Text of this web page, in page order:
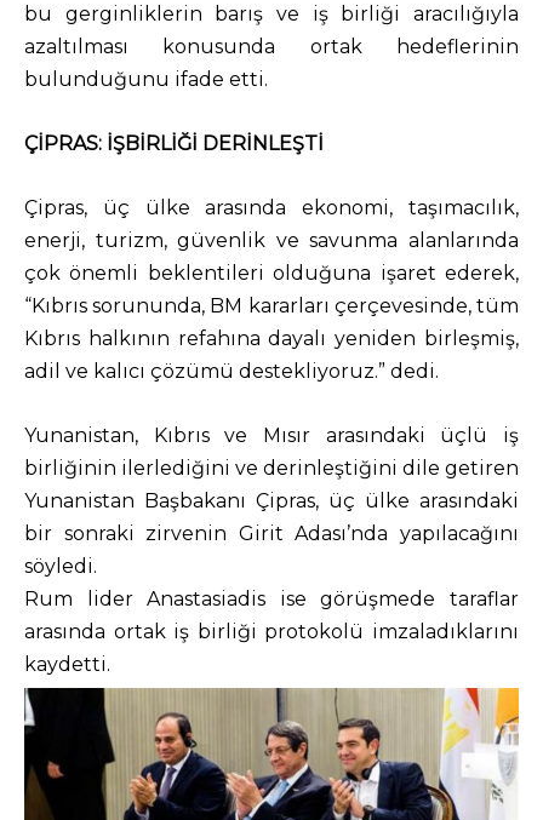
bu gerginliklerin barış ve iş birliği aracılığıyla
azaltılması konusunda ortak hedeflerinin
bulunduğunu ifade etti.
ÇİPRAS: İŞBİRLİĞİ DERİNLEŞTİ
Çipras, üç ülke arasında ekonomi, taşımacılık,
enerji, turizm, güvenlik ve savunma alanlarında
çok önemli beklentileri olduğuna işaret ederek,
“Kıbrıs sorununda, BM kararları çerçevesinde, tüm
Kıbrıs halkının refahına dayalı yeniden birleşmiş,
adil ve kalıcı çözümü destekliyoruz.” dedi.
Yunanistan, Kıbrıs ve Mısır arasındaki üçlü iş
birliğinin ilerlediğini ve derinleştiğini dile getiren
Yunanistan Başbakanı Çipras, üç ülke arasındaki
bir sonraki zirvenin Girit Adası’nda yapılacağını
söyledi.
Rum lider Anastasiadis ise görüşmede taraflar
arasında ortak iş birliği protokolü imzaladıklarını
kaydetti.